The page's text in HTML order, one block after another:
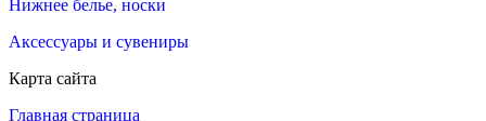
Нижнее белье, носки
Аксессуары и сувениры
Карта сайта
Главная страница